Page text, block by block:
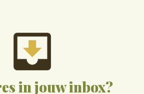
in jouw inbox?